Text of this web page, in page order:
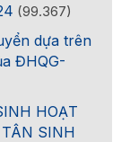
(99.367)
dựa trên
ĐHQG-
HOẠT
SINH